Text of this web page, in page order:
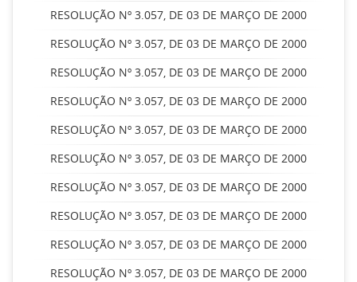
RESOLUÇÃO Nº 3.057, DE 03 DE MARÇO DE 2000
RESOLUÇÃO Nº 3.057, DE 03 DE MARÇO DE 2000
RESOLUÇÃO Nº 3.057, DE 03 DE MARÇO DE 2000
RESOLUÇÃO Nº 3.057, DE 03 DE MARÇO DE 2000
RESOLUÇÃO Nº 3.057, DE 03 DE MARÇO DE 2000
RESOLUÇÃO Nº 3.057, DE 03 DE MARÇO DE 2000
RESOLUÇÃO Nº 3.057, DE 03 DE MARÇO DE 2000
RESOLUÇÃO Nº 3.057, DE 03 DE MARÇO DE 2000
RESOLUÇÃO Nº 3.057, DE 03 DE MARÇO DE 2000
RESOLUÇÃO Nº 3.057, DE 03 DE MARÇO DE 2000